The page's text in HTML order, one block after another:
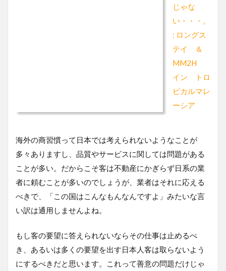
じゃな
い・・・。
: ロングス
テイ ＆
MM2H
イン トロ
ピカルマレ
ーシア
海外の商習慣って日本では考えられないようなことが
多々ありますし、品質やサービスに関しては問題がある
ことが多い。だからこそ客は不動産にかぎらず日系の業
者に頼むことが多いのでしょうが、業者はそれに応える
べきで、「この国はこんなもんなんですよ」みたいな言
い訳は通用しませんよね。
もし客の要望に答えられないならその仕事は止めるべ
き、あるいは多くの要望を出す日本人客は取らないよう
にするべきだと思います。これって善意の問題だけじゃ